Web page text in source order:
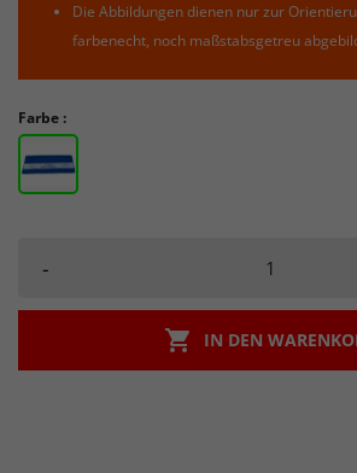
Die Abbildungen dienen nur zur
farbenecht, noch maßstabsgetreu
Farbe :
-
 IN DEN